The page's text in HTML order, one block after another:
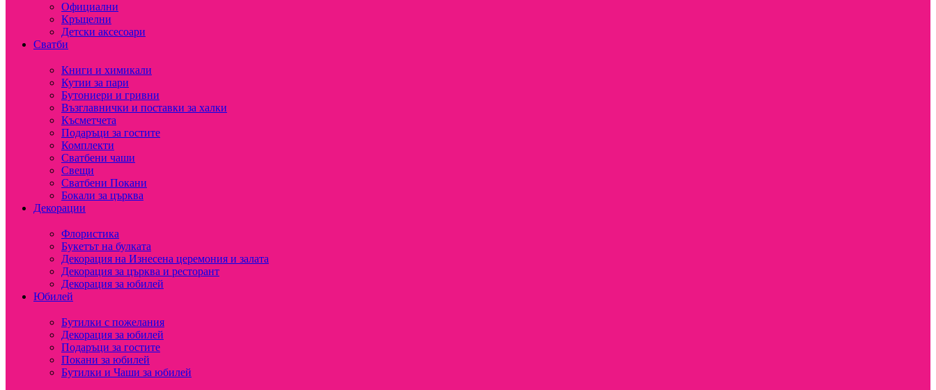
Официални
Кръщелни
Детски аксесоари
Сватби
Книги и химикали
Кутии за пари
Бутониери и гривни
Възглавнички и поставки за халки
Късметчета
Подаръци за гостите
Комплекти
Сватбени чаши
Свещи
Сватбени Покани
Бокали за църква
Декорации
Флористика
Букетът на булката
Декорация на Изнесена церемония и залата
Декорация за църква и ресторант
Декорация за юбилей
Юбилей
Бутилки с пожелания
Декорация за юбилей
Подаръци за гостите
Покани за юбилей
Бутилки и Чаши за юбилей